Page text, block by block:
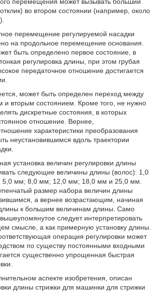
во втором состоянии (например, около
перемещение регулируемой насадки
на продольное перемещение основания.
быть определено первое состояние, в
регулировка длины, при этом грубая
передаточное отношение достигается
может быть определен переход между
и вторым состоянием. Кроме того, не нужно
дискретные состояния, в которых
отношение. Вернее,
характеристики преобразования
неустановившимся вдоль траектории
установка величин регулировки длины
следующие величины длины (волос): 1,0
мм; 8,0 мм; 12,0 мм; 18,0 мм и 25,0 мм.
размер набора величин длины
а вернее возрастающим, начиная
к большим величинам длины. Само
следует интерпретировать
смысле, а как примерную установку длины.
операция регулировки может
по существу постоянными входными
существенно упрощенная быстрая
аспекте изобретения, описан
длины стрижки для машинки для стрижки